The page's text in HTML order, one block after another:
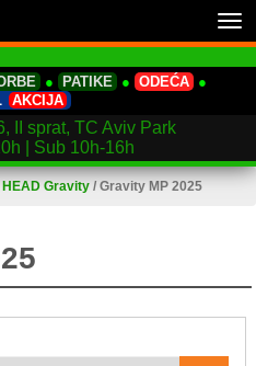
● PATIKE ● ODEĆA ●
AKCIJA
II sprat, TC Aviv Park
| Sub 10h-16h
HEAD Gravity /Gravity MP 2025